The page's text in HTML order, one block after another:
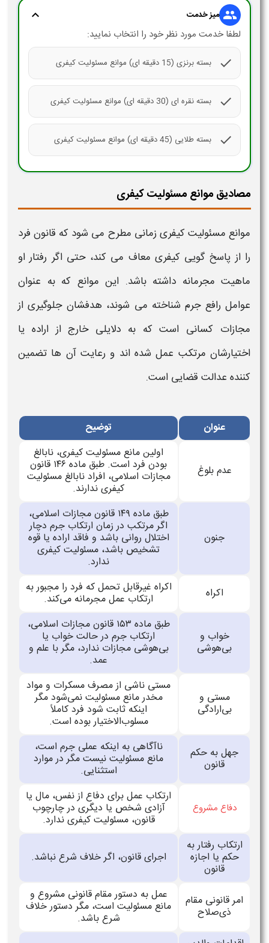
group میز خدمت expand_more
لطفا خدمت مورد نظر خود را انتخاب نمایید:
check بسته برنزی (15 دقیقه ای) موانع مسئولیت کیفری
check بسته نقره ای (30 دقیقه ای) موانع مسئولیت کیفری
check بسته طلایی (45 دقیقه ای) موانع مسئولیت کیفری
مصادیق موانع مسئولیت کیفری
موانع مسئولیت کیفری زمانی مطرح می شود که قانون فرد
را از پاسخ گویی کیفری معاف می کند، حتی اگر رفتار او
ماهیت مجرمانه داشته باشد. این موانع که به عنوان
عوامل رافع جرمشناخته می شوند، هدفشان جلوگیری از
مجازات کسانی است که به دلایلی خارج از اراده یا
اختیارشان مرتکب عمل شده اند و رعایت آن ها تضمین
کننده عدالت قضایی است.
عنوان توضیح
عدم بلوغ
اولین مانع مسئولیت کیفری، نابالغ
بودن فرد است. طبق ماده ۱۴۶ قانون
مجازات اسلامی، افراد نابالغ مسئولیت
کیفری ندارند.
جنون
طبق ماده ۱۴۹ قانون مجازات اسلامی،
اگر مرتکب در زمان ارتکاب جرم دچار
اختلال روانی باشد و فاقد اراده یا قوه
تشخیص باشد، مسئولیت کیفری
ندارد.
اکراه
اکراه غیرقابل تحمل که فرد را مجبور به
ارتکاب عمل مجرمانه می‌کند.
خواب و
بی‌هوشی
طبق ماده ۱۵۳ قانون مجازات اسلامی،
ارتکاب جرم در حالت خواب یا
بی‌هوشی مجازات ندارد، مگر با علم و
عمد.
مستی و
بی‌ارادگی
مستی ناشی از مصرف مسکرات و مواد
مخدر مانع مسئولیت نمی‌شود مگر
اینکه ثابت شود فرد کاملاً
مسلوب‌الاختیار بوده است.
جهل به حکم
قانون
ناآگاهی به اینکه عملی جرم است،
مانع مسئولیت نیست مگر در موارد
استثنایی.
دفاع مشروع
ارتکاب عمل برای دفاع از نفس، مال یا
آزادی شخص یا دیگری در چارچوب
قانون، مسئولیت کیفری ندارد.
ارتکاب رفتار به
حکم یا اجازه
قانون
اجرای قانون، اگر خلاف شرع نباشد.
امر قانونی مقام
ذی‌صلاح
عمل به دستور مقام قانونی مشروع و
مانع مسئولیت است، مگر دستور خلاف
شرع باشد.